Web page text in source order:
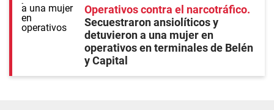
Operativos contra el narcotráfico
Secuestraron ansiolíticos y
detuvieron a una mujer en
operativos en terminales de Belén
y Capital